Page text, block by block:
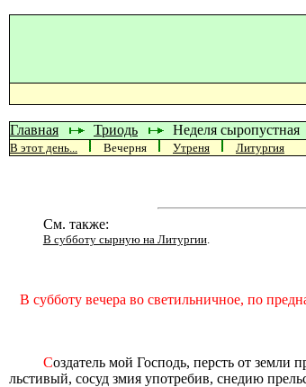
Главная Триодь Неделя сыропустная
В этот день... Вечерня Утреня Литургия
См. также:
В субботу сырную на Литургии.
В субботу вечера во светильничное, по
Создатель мой Господь, персть от
льстивый, сосуд змия употребив, снедию